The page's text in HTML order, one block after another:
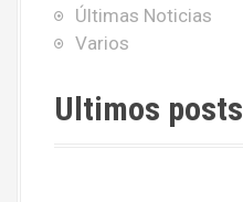
Últimas Noticias
Varios
Ultimos posts